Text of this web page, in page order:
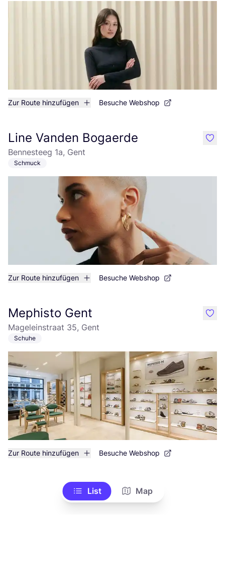
Zur Route hinzufügen Besuche Webshop
Line Vanden Bogaerde
Bennesteeg 1a, Gent
Schmuck
Zur Route hinzufügen Besuche Webshop
like
Mephisto Gent
Mageleinstraat 35, Gent
Schuhe
Zur Route hinzufügen Besuche Webshop
like
List Map